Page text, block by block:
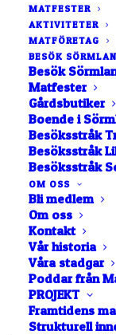
MATFESTER
AKTIVITETER
MATFÖRETAG
BESÖK
Besök
Matfester
Gårdsbutiker
Boende i
Besöksstråk
Besöksstråk
Besöksstråk
OM OSS
Bli medlem
Om oss
Kontakt
Vår historia
Våra stadgar
Poddar från
PROJEKT
Framtidens
Strukturell